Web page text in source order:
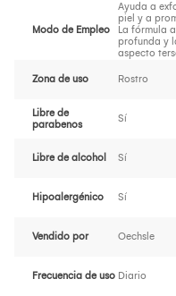
Modo de Empleo
Ayuda a
piel y a
La fórmula
profunda y
aspecto
Zona de uso Rostro
Libre de
parabenos
Sí
Libre de alcohol Sí
Hipoalergénico Sí
Vendido por Oechsle
Frecuencia de uso Diario